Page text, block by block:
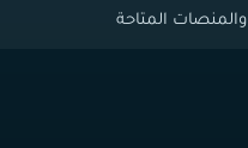
والمنصات المتاحة